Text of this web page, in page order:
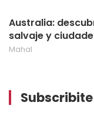
Australia:
salvaje y
Mahal
Subscribite